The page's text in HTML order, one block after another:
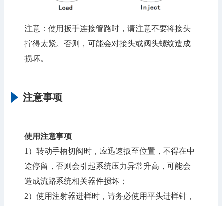
注意：使用扳手连接管路时，请注意不要将接头
拧得太紧。否则，可能会对接头或阀头螺纹造成
损坏。
注意事项
使用注意事项
1）转动手柄切阀时，应迅速扳至位置，不得在中
途停留，否则会引起系统压力异常升高，可能会
造成流路系统相关器件损坏；
2）使用注射器进样时，请务必使用平头进样针，